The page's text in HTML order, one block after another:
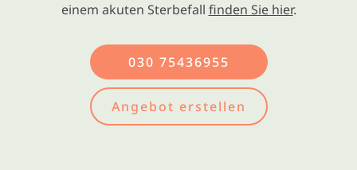
einem akuten Sterbefall finden Sie hier.
030 75436955
Angebot erstellen